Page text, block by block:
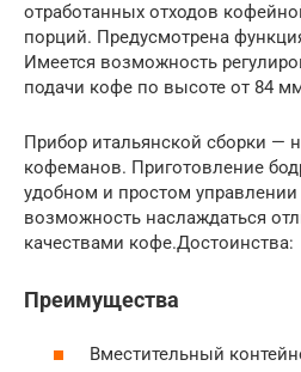
отработанных отходов
порций. Предусмотрена
Имеется возможность
подачи кофе по высоте от 84
Прибор итальянской сборки —
кофеманов. Приготовление
удобном и простом
возможность наслаждаться
качествами кофе.Достоинства:
Преимущества
Вместительный